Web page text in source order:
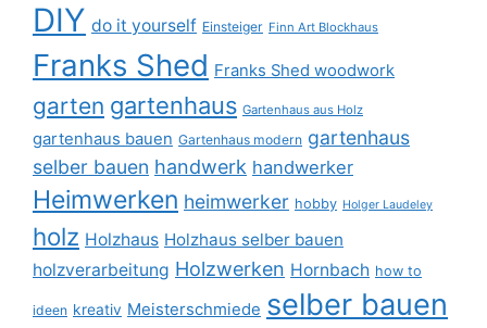
DIY do it yourself Einsteiger Finn Art Blockhaus
Franks Shed Franks Shed woodwork
garten gartenhaus Gartenhaus aus Holz
gartenhaus bauen Gartenhaus modern gartenhaus
selber bauen handwerk handwerker
Heimwerken heimwerker hobby Holger Laudeley
holz Holzhaus Holzhaus selber bauen
holzverarbeitung Holzwerken Hornbach how to
ideen kreativ Meisterschmiede selber bauen